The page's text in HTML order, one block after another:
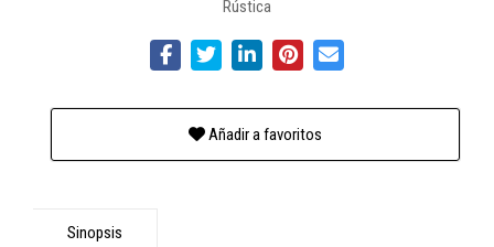
Rústica
Añadir a favoritos
Sinopsis